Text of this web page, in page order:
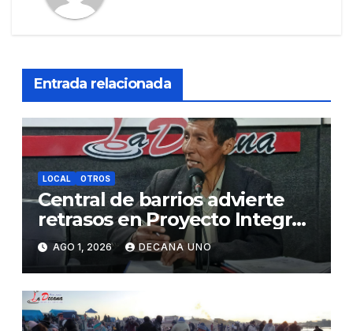
Entrada relacionada
LOCAL OTROS
Central de barrios advierte
retrasos en Proyecto Integral
de Agua y Alcantarillado para
Juliaca
AGO 1, 2026 DECANA UNO